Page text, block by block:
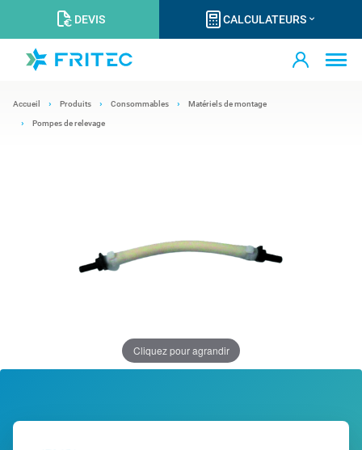
DEVIS CALCULATEURS
Accueil Produits Consommables Matériels de montage
Pompes de relevage
Cliquez pour agrandir